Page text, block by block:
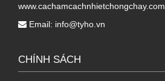
www.cachamcachnhietchongchay.com
Email: info@tyho.vn
CHÍNH SÁCH